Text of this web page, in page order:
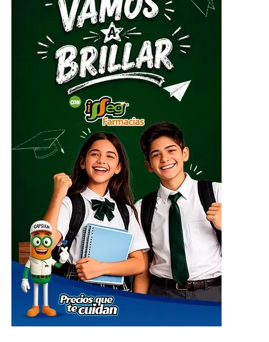
estarán recibiendo alimentos no perecederos, artículos
de higiene personal, insumos de limpieza y
herramientas, mismos que serán clasificados y
embalados para su posterior entrega al Sistema
Nacional DIF, instancia encargada de coordinar el envío
del apoyo humanitario.
ADVERTISEMENT
El centro de acopio principal estará ubicado en el
Parque Guanajuato Bicentenario, localizado en la
carretera de cuota kilómetro 3.8, comunidad Los
Rodríguez, en el municipio de Silao; además de las
oficinas del Sistema DIF Estatal Guanajuato ubicadas en
Paseo de la Presa # 89-A, Zona Centro, en la ciudad de
Guanajuato; así como en las instalaciones de los 46
Sistemas DIF Municipales del estado, donde las
donaciones podrán entregarse del 1 al 10 de julio, en un